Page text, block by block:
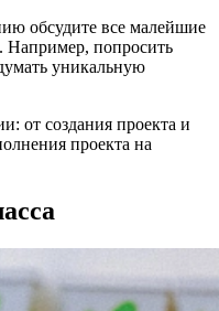
обсудите все малейшие
Например, попросить
уникальную
от создания проекта и
проекта на